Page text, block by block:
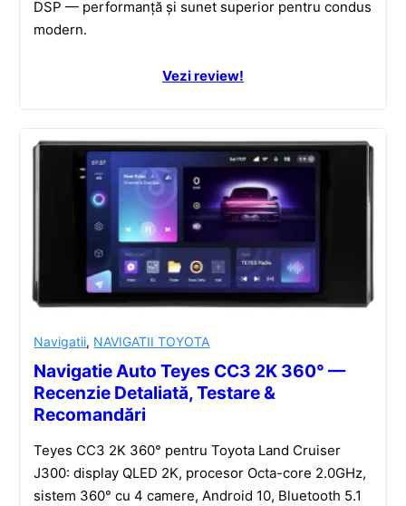
DSP — performanță și sunet superior pentru condus
modern.
Vezi review!
Navigatii, NAVIGATII TOYOTA
Navigatie Auto Teyes CC3 2K 360° —
Recenzie Detaliată, Testare &
Recomandări
Teyes CC3 2K 360° pentru Toyota Land Cruiser
J300: display QLED 2K, procesor Octa-core 2.0GHz,
sistem 360° cu 4 camere, Android 10, Bluetooth 5.1